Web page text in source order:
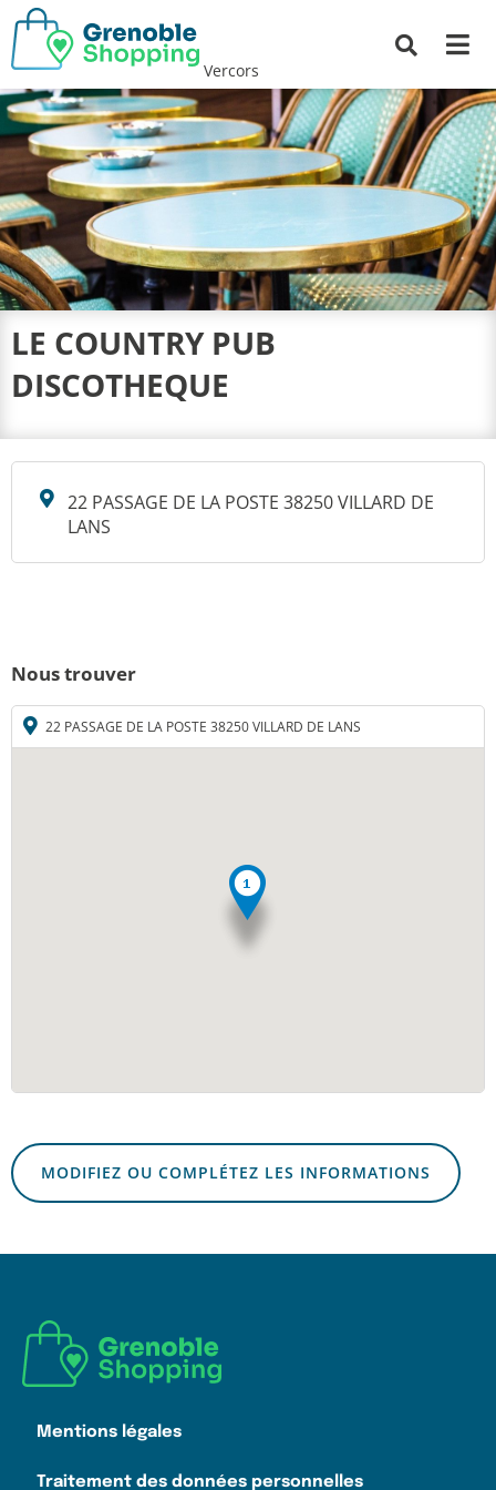
Vercors
LE COUNTRY PUB
DISCOTHEQUE
22 PASSAGE DE LA POSTE 38250 VILLARD DE
LANS
Nous trouver
22 PASSAGE DE LA POSTE 38250 VILLARD DE LANS
MODIFIEZ OU COMPLÉTEZ LES INFORMATIONS
Mentions légales
Traitement des données personnelles